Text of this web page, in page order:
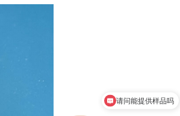
这个现在多少钱？